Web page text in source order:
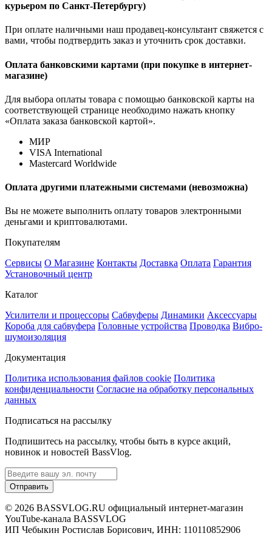
курьером по Санкт-Петербургу)
При оплате наличными наш продавец-консультант свяжется с
вами, чтобы подтвердить заказ и уточнить срок доставки.
Оплата банковскими картами (при покупке в интернет-
магазине)
Для выбора оплаты товара с помощью банковской карты на
соответствующей странице необходимо нажать кнопку
«Оплата заказа банковской картой».
МИР
VISA International
Mastercard Worldwide
Оплата другими платежными системами (невозможна)
Вы не можете выполнить оплату товаров электронными
деньгами и криптовалютами.
Покупателям
Сервисы О Магазине Контакты Доставка Оплата Гарантия
Установочный центр
Каталог
Усилители и процессоры Сабвуферы Динамики Аксессуары
Короба для сабвуфера Головные устройства Проводка Вибро-
шумоизоляция
Документация
Политика использования файлов cookie Политика
конфиденциальности Согласие на обработку персональных
данных
Подписаться на рассылку
Подпишитесь на рассылку, чтобы быть в курсе акций,
новинок и новостей BassVlog.
Отправить
© 2026 BASSVLOG.RU официальный интернет-магазин
YouTube-канала BASSVLOG
ИП Чебыкин Ростислав Борисович, ИНН: 110110852906